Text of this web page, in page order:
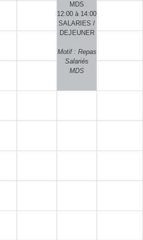
MDS
12:00 à 14:00
SALARIES /
DEJEUNER
Motif : Repas
Salariés
MDS